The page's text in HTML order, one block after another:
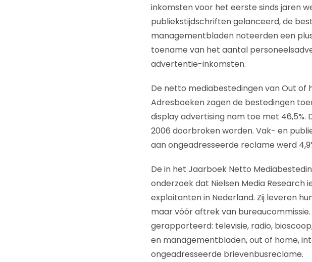
inkomsten voor het eerste sinds jaren
publiekstijdschriften gelanceerd, de
managementbladen noteerden een
toename van het aantal
advertentie-inkomsten.
De netto mediabestedingen van Out of
Adresboeken zagen de bestedingen
display advertising nam toe met 46,5%.
2006 doorbroken worden. Vak- en
aan ongeadresseerde reclame werd
De in het Jaarboek Netto
onderzoek dat Nielsen Media
exploitanten in Nederland. Zij leveren
maar vóór aftrek van
gerapporteerd: televisie, radio,
en managementbladen, out of home,
ongeadresseerde brievenbusreclame.